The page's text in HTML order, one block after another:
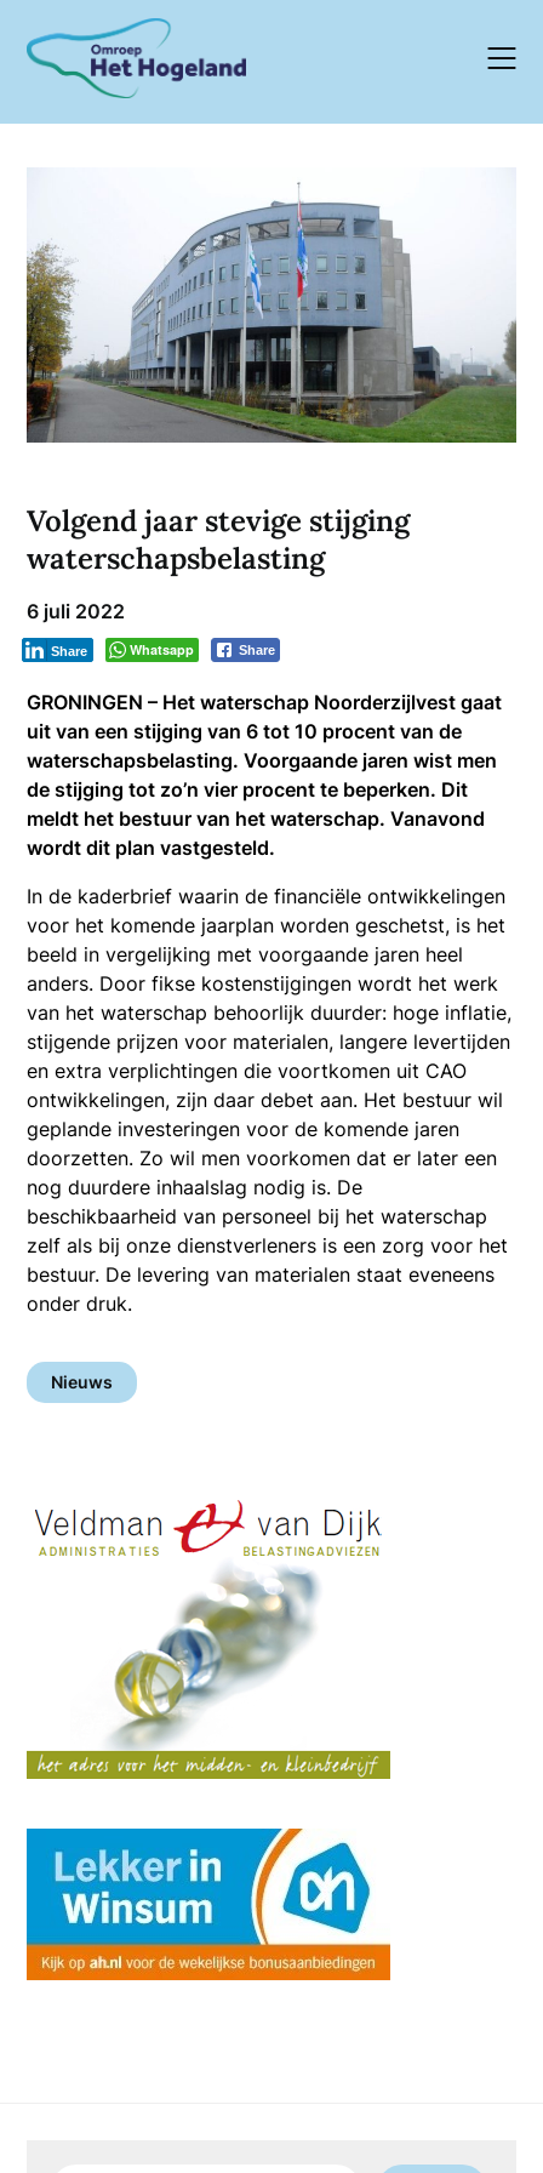
content
Volgend jaar stevige stijging
waterschapsbelasting
6 juli 2022
Whatsapp Share
Share
GRONINGEN – Het waterschap Noorderzijlvest gaat
uit van een stijging van 6 tot 10 procent van de
waterschapsbelasting. Voorgaande jaren wist men
de stijging tot zo’n vier procent te beperken. Dit
meldt het bestuur van het waterschap. Vanavond
wordt dit plan vastgesteld.
In de kaderbrief waarin de financiële ontwikkelingen
voor het komende jaarplan worden geschetst, is het
beeld in vergelijking met voorgaande jaren heel
anders. Door fikse kostenstijgingen wordt het werk
van het waterschap behoorlijk duurder: hoge inflatie,
stijgende prijzen voor materialen, langere levertijden
en extra verplichtingen die voortkomen uit CAO
ontwikkelingen, zijn daar debet aan. Het bestuur wil
geplande investeringen voor de komende jaren
doorzetten. Zo wil men voorkomen dat er later een
nog duurdere inhaalslag nodig is. De
beschikbaarheid van personeel bij het waterschap
zelf als bij onze dienstverleners is een zorg voor het
bestuur. De levering van materialen staat eveneens
onder druk.
Nieuws